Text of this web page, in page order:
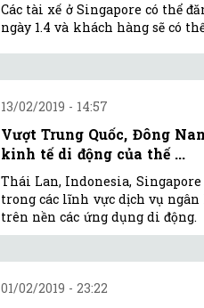
Các tài xế ở Singapore có thể
ngày 1.4 và khách hàng sẽ có
13/02/2019 - 14:57
Vượt Trung Quốc, Đông
kinh tế di động của thế ...
Thái Lan, Indonesia,
trong các lĩnh vực dịch vụ
trên nền các ứng dụng di động.
01/02/2019 - 23:22